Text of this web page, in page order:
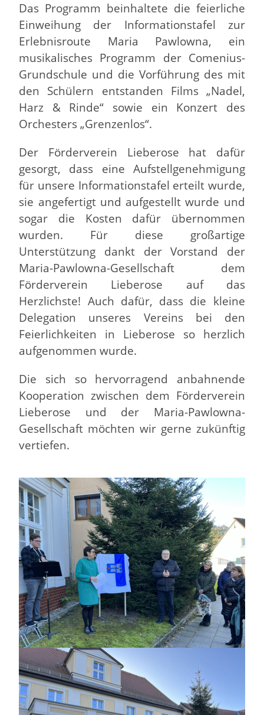
Das Programm beinhaltete die feierliche
Einweihung der Informationstafel zur
Erlebnisroute Maria Pawlowna, ein
musikalisches Programm der Comenius-
Grundschule und die Vorführung des mit
den Schülern entstanden Films „Nadel,
Harz & Rinde“ sowie ein Konzert des
Orchesters „Grenzenlos“.
Der Förderverein Lieberose hat dafür
gesorgt, dass eine Aufstellgenehmigung
für unsere Informationstafel erteilt wurde,
sie angefertigt und aufgestellt wurde und
sogar die Kosten dafür übernommen
wurden. Für diese großartige
Unterstützung dankt der Vorstand der
Maria-Pawlowna-Gesellschaft dem
Förderverein Lieberose auf das
Herzlichste! Auch dafür, dass die kleine
Delegation unseres Vereins bei den
Feierlichkeiten in Lieberose so herzlich
aufgenommen wurde.
Die sich so hervorragend anbahnende
Kooperation zwischen dem Förderverein
Lieberose und der Maria-Pawlowna-
Gesellschaft möchten wir gerne zukünftig
vertiefen.